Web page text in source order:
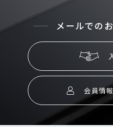
メールでの
会員情